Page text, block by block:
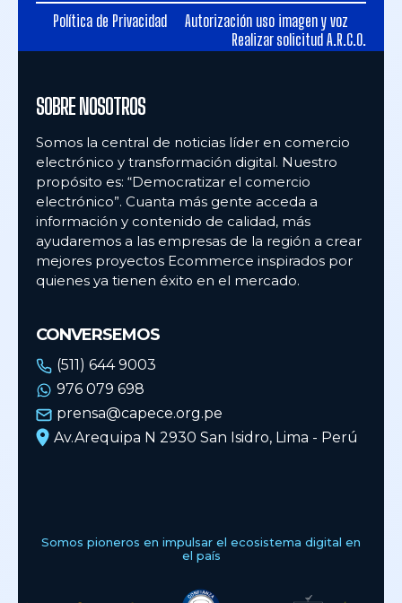
Política de Privacidad
Autorización uso imagen y voz
Realizar solicitud A.R.C.O.
SOBRE NOSOTROS
Somos la central de noticias líder en comercio
electrónico y transformación digital. Nuestro
propósito es: “Democratizar el comercio
electrónico”. Cuanta más gente acceda a
información y contenido de calidad, más
ayudaremos a las empresas de la región a crear
mejores proyectos Ecommerce inspirados por
quienes ya tienen éxito en el mercado.
CONVERSEMOS
(511) 644 9003
976 079 698
prensa@capece.org.pe
Av.Arequipa N 2930 San Isidro, Lima - Perú
Somos pioneros en impulsar el ecosistema digital en
el país